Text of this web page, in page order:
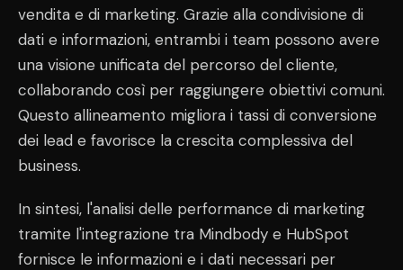
vendita e di marketing. Grazie alla condivisione di
dati e informazioni, entrambi i team possono avere
una visione unificata del percorso del cliente,
collaborando così per raggiungere obiettivi comuni.
Questo allineamento migliora i tassi di conversione
dei lead e favorisce la crescita complessiva del
business.
In sintesi, l'analisi delle performance di marketing
tramite l'integrazione tra Mindbody e HubSpot
fornisce le informazioni e i dati necessari per